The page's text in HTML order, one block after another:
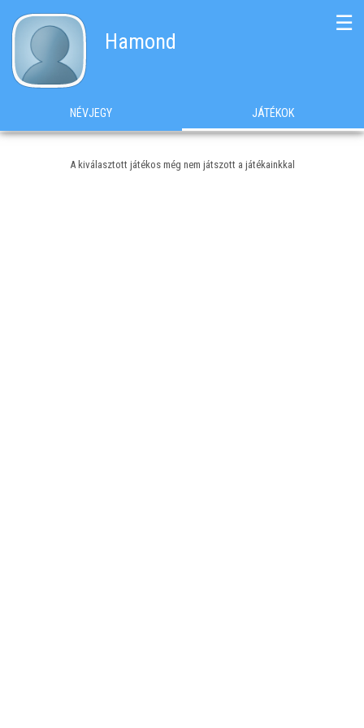
Hamond
☰
NÉVJEGY JÁTÉKOK
A kiválasztott játékos még nem játszott a játékainkkal